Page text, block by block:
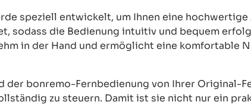
speziell entwickelt, um Ihnen eine
sodass die Bedienung intuitiv und bequem
in der Hand und ermöglicht eine komfortable
der bonremo-Fernbedienung von Ihrer Original-
zu steuern. Damit ist sie nicht nur ein